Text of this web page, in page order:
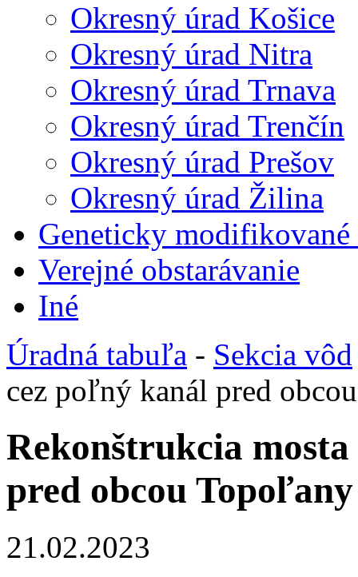
Okresný úrad Košice
Okresný úrad Nitra
Okresný úrad Trnava
Okresný úrad Trenčín
Okresný úrad Prešov
Okresný úrad Žilina
Geneticky
Verejné obstarávanie
Iné
Úradná tabuľa - Sekcia vôd
cez poľný kanál pred
Rekonštrukcia
pred obcou Topoľany
21.02.2023